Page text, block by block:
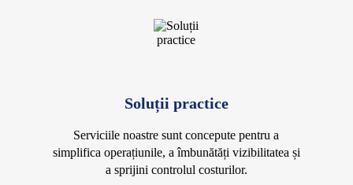
Soluții practice
Serviciile noastre sunt concepute pentru a
simplifica operațiunile, a îmbunătăți vizibilitatea și
a sprijini controlul costurilor.